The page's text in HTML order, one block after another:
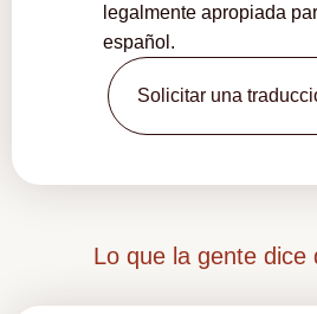
legalmente apropiada
español.
Solicitar una
Lo que la gente dice